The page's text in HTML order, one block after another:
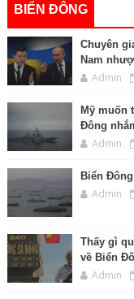
BIỂN ĐÔNG
Chuyên
Nam
Admin
Mỹ muốn
Đông
Admin
Biển
Admin
Thấy gì
về Biển
Admin